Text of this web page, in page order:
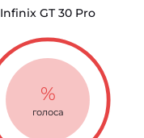
Infinix GT 30 Pro
%
голоса